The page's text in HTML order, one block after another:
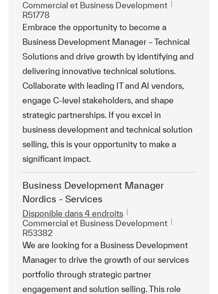
Catégorie
Commercial et Business Development
R51778
Embrace the opportunity to become a
Business Development Manager – Technical
Solutions and drive growth by identifying and
delivering innovative technical solutions.
Collaborate with leading IT and AI vendors,
engage C-level stakeholders, and shape
strategic partnerships. If you excel in
business development and technical solution
selling, this is your opportunity to make a
significant impact.
Business Development Manager
Nordics - Services
Disponible dans 4 endroits
Catégorie
Commercial et Business Development
R53382
We are looking for a Business Development
Manager to drive the growth of our services
portfolio through strategic partner
engagement and solution selling. This role